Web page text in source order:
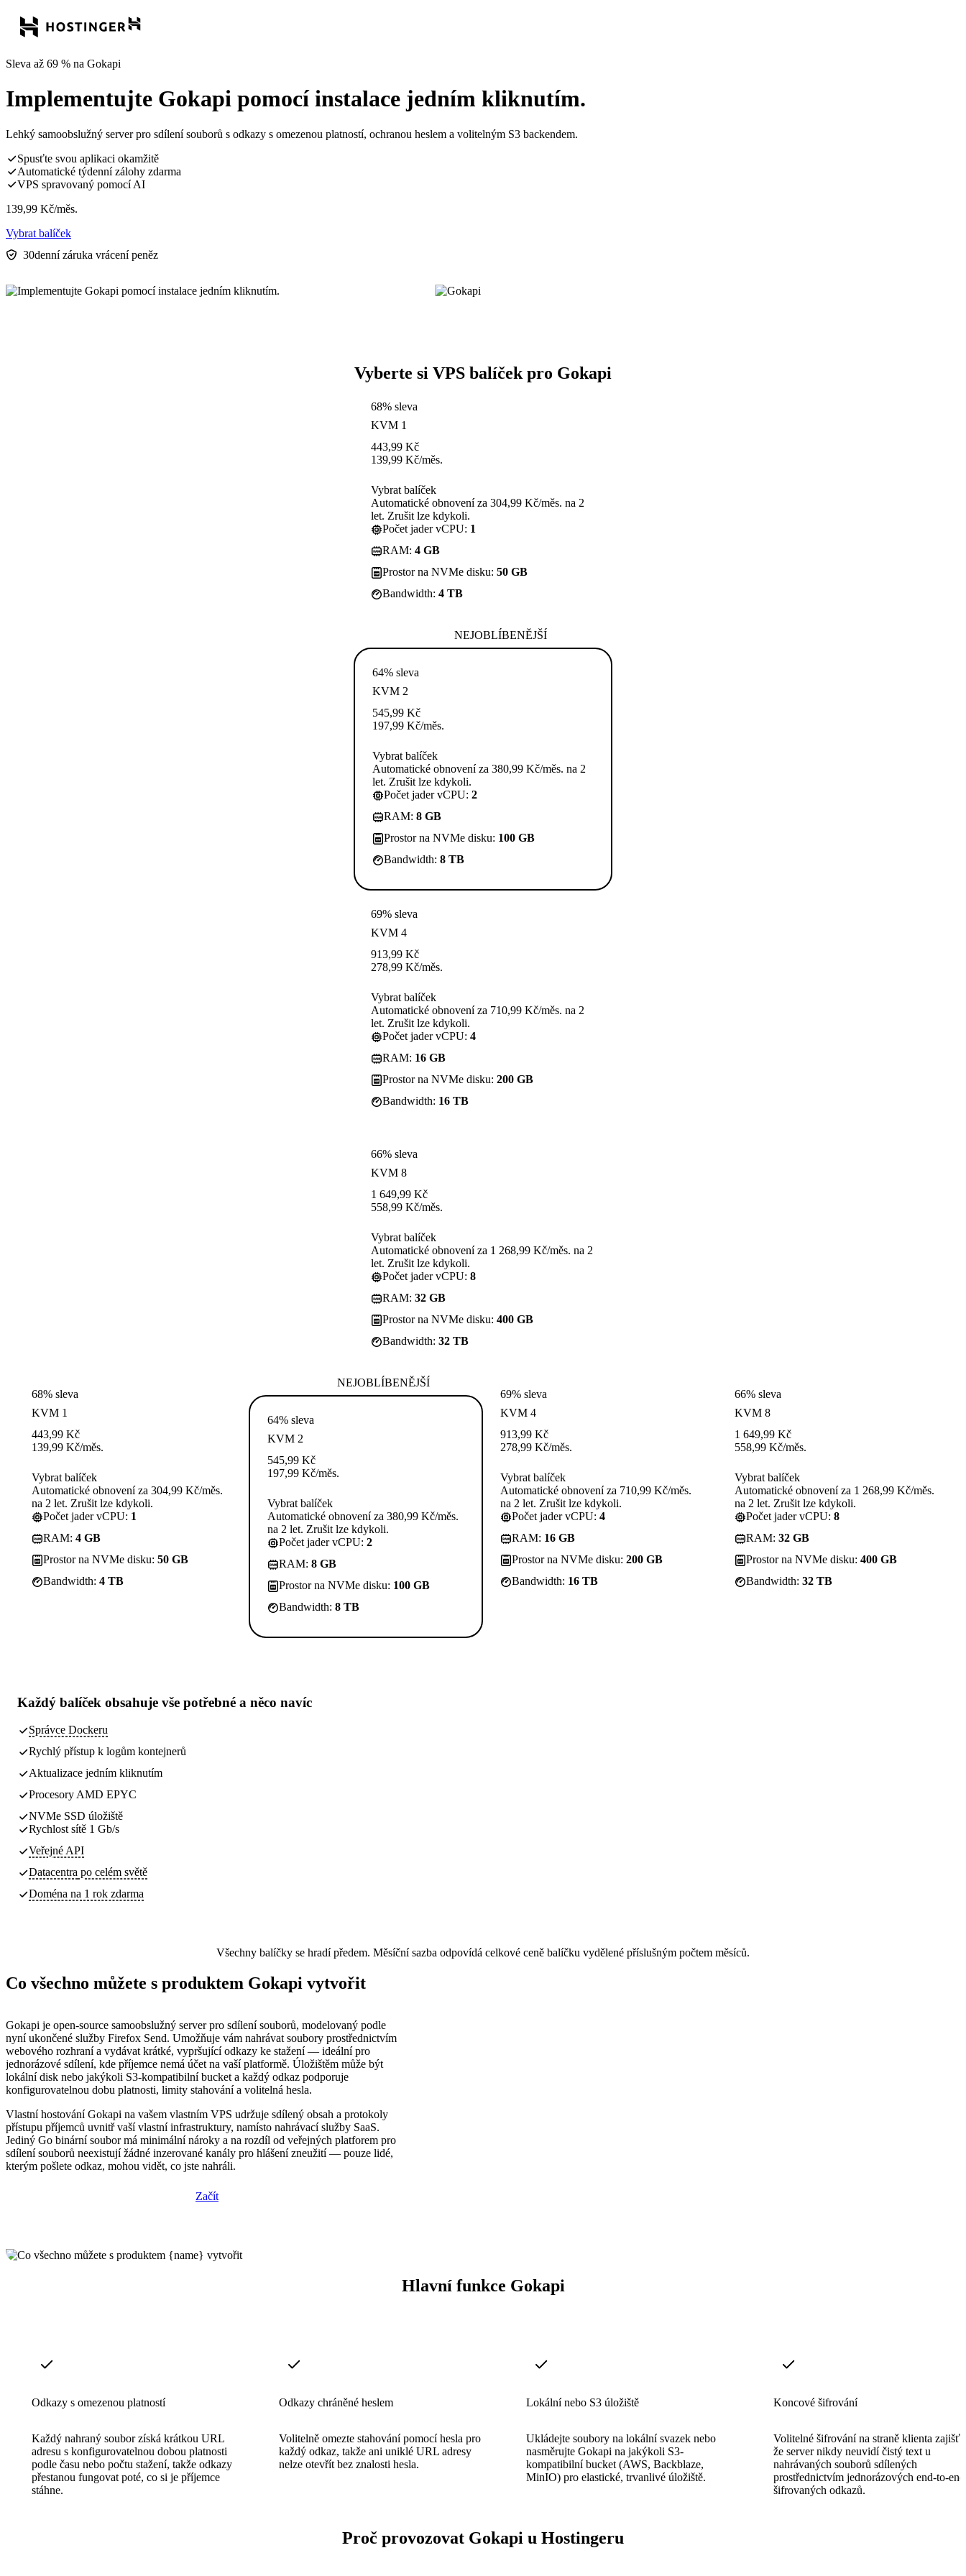
Sleva až 69 % na Gokapi
Implementujte Gokapi pomocí instalace jedním kliknutím.
Lehký samoobslužný server pro sdílení souborů s odkazy s omezenou platností, ochranou heslem a volitelným S3 backendem.
Spusťte svou aplikaci okamžitě
Automatické týdenní zálohy zdarma
VPS spravovaný pomocí AI
139,99 Kč/měs.
Vybrat balíček
30denní záruka vrácení peněz
Vyberte si VPS balíček pro Gokapi
68% sleva
KVM 1
443,99 Kč
139,99 Kč/měs.
Vybrat balíček
Automatické obnovení za 304,99 Kč/měs. na 2
let. Zrušit lze kdykoli.
Počet jader vCPU: 1
RAM: 4 GB
Prostor na NVMe disku: 50 GB
Bandwidth: 4 TB
NEJOBLÍBENĚJŠÍ
64% sleva
KVM 2
545,99 Kč
197,99 Kč/měs.
Vybrat balíček
Automatické obnovení za 380,99 Kč/měs. na 2
let. Zrušit lze kdykoli.
Počet jader vCPU: 2
RAM: 8 GB
Prostor na NVMe disku: 100 GB
Bandwidth: 8 TB
69% sleva
KVM 4
913,99 Kč
278,99 Kč/měs.
Vybrat balíček
Automatické obnovení za 710,99 Kč/měs. na 2
let. Zrušit lze kdykoli.
Počet jader vCPU: 4
RAM: 16 GB
Prostor na NVMe disku: 200 GB
Bandwidth: 16 TB
66% sleva
KVM 8
1 649,99 Kč
558,99 Kč/měs.
Vybrat balíček
Automatické obnovení za 1 268,99 Kč/měs. na 2
let. Zrušit lze kdykoli.
Počet jader vCPU: 8
RAM: 32 GB
Prostor na NVMe disku: 400 GB
Bandwidth: 32 TB
68% sleva
KVM 1
443,99 Kč
139,99 Kč/měs.
Vybrat balíček
Automatické obnovení za 304,99 Kč/měs.
na 2 let. Zrušit lze kdykoli.
Počet jader vCPU: 1
RAM: 4 GB
Prostor na NVMe disku: 50 GB
Bandwidth: 4 TB
NEJOBLÍBENĚJŠÍ
64% sleva
KVM 2
545,99 Kč
197,99 Kč/měs.
Vybrat balíček
Automatické obnovení za 380,99 Kč/měs.
na 2 let. Zrušit lze kdykoli.
Počet jader vCPU: 2
RAM: 8 GB
Prostor na NVMe disku: 100 GB
Bandwidth: 8 TB
69% sleva
KVM 4
913,99 Kč
278,99 Kč/měs.
Vybrat balíček
Automatické obnovení za 710,99 Kč/měs.
na 2 let. Zrušit lze kdykoli.
Počet jader vCPU: 4
RAM: 16 GB
Prostor na NVMe disku: 200 GB
Bandwidth: 16 TB
66% sleva
KVM 8
1 649,99 Kč
558,99 Kč/měs.
Vybrat balíček
Automatické obnovení za 1 268,99 Kč/měs.
na 2 let. Zrušit lze kdykoli.
Počet jader vCPU: 8
RAM: 32 GB
Prostor na NVMe disku: 400 GB
Bandwidth: 32 TB
Každý balíček obsahuje vše potřebné a něco navíc
Správce Dockeru
Rychlý přístup k logům kontejnerů
Aktualizace jedním kliknutím
Procesory AMD EPYC
NVMe SSD úložiště
Rychlost sítě 1 Gb/s
Veřejné API
Datacentra po celém světě
Doména na 1 rok zdarma
Všechny balíčky se hradí předem. Měsíční sazba odpovídá celkové ceně balíčku vydělené příslušným počtem měsíců.
Co všechno můžete s produktem Gokapi vytvořit
Gokapi je open-source samoobslužný server pro sdílení souborů, modelovaný podle
nyní ukončené služby Firefox Send. Umožňuje vám nahrávat soubory prostřednictvím
webového rozhraní a vydávat krátké, vypršující odkazy ke stažení — ideální pro
jednorázové sdílení, kde příjemce nemá účet na vaší platformě. Úložištěm může být
lokální disk nebo jakýkoli S3-kompatibilní bucket a každý odkaz podporuje
konfigurovatelnou dobu platnosti, limity stahování a volitelná hesla.
Vlastní hostování Gokapi na vašem vlastním VPS udržuje sdílený obsah a protokoly
přístupu příjemců uvnitř vaší vlastní infrastruktury, namísto nahrávací služby SaaS.
Jediný Go binární soubor má minimální nároky a na rozdíl od veřejných platforem pro
sdílení souborů neexistují žádné inzerované kanály pro hlášení zneužití — pouze lidé,
kterým pošlete odkaz, mohou vidět, co jste nahráli.
Začít
Hlavní funkce Gokapi
Odkazy s omezenou platností
Každý nahraný soubor získá krátkou URL
adresu s konfigurovatelnou dobou platnosti
podle času nebo počtu stažení, takže odkazy
přestanou fungovat poté, co si je příjemce
stáhne.
Odkazy chráněné heslem
Volitelně omezte stahování pomocí hesla pro
každý odkaz, takže ani uniklé URL adresy
nelze otevřít bez znalosti hesla.
Lokální nebo S3 úložiště
Ukládejte soubory na lokální svazek nebo
nasměrujte Gokapi na jakýkoli S3-
kompatibilní bucket (AWS, Backblaze,
MinIO) pro elastické, trvanlivé úložiště.
Koncové šifrování
Volitelné šifrování na straně klienta
že server nikdy neuvidí čistý text u
nahrávaných souborů sdílených
prostřednictvím jednorázových end-to-end
šifrovaných odkazů.
Proč provozovat Gokapi u Hostingeru